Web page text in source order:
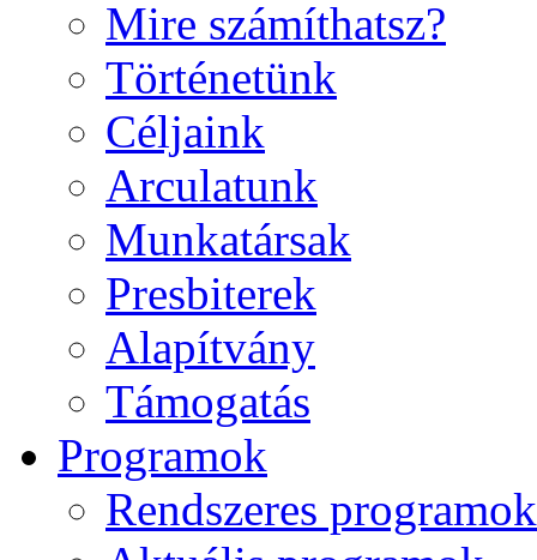
Mire számíthatsz?
Történetünk
Céljaink
Arculatunk
Munkatársak
Presbiterek
Alapítvány
Támogatás
Programok
Rendszeres programok